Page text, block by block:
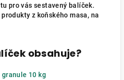
pro vás sestavený balíček.
z koňského masa, na
obsahuje?
granule 10 kg